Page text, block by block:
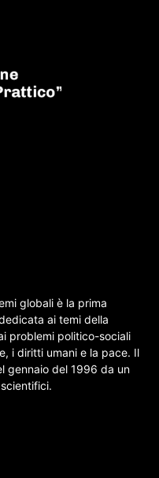
globali è la prima
ai temi della
problemi politico-sociali
i diritti umani e la pace. Il
gennaio del 1996 da un